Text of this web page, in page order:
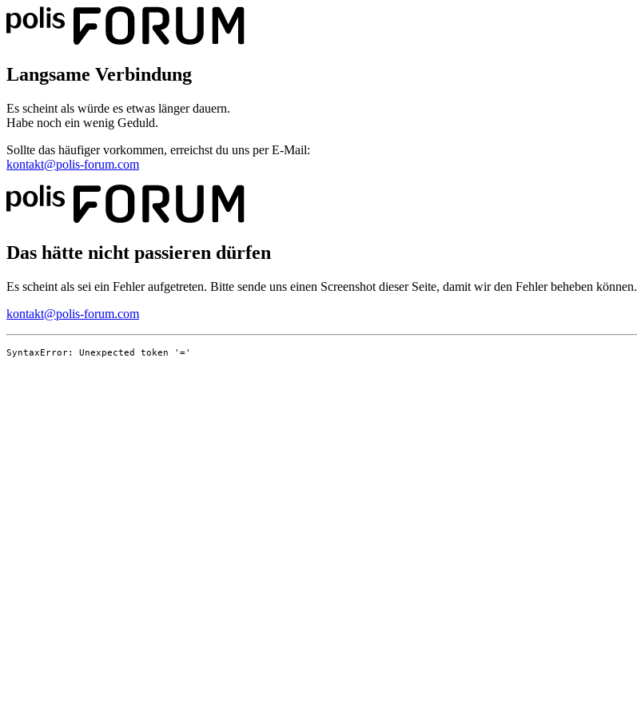
Langsame Verbindung
Es scheint als würde es etwas länger dauern.
Habe noch ein wenig Geduld.
Sollte das häufiger vorkommen, erreichst du uns per E-Mail:
kontakt@polis-forum.com
Das hätte nicht passieren dürfen
Es scheint als sei ein Fehler aufgetreten. Bitte sende uns einen Screenshot dieser Seite, damit wir den Fehler beheben können.
kontakt@polis-forum.com
SyntaxError: Unexpected token '='